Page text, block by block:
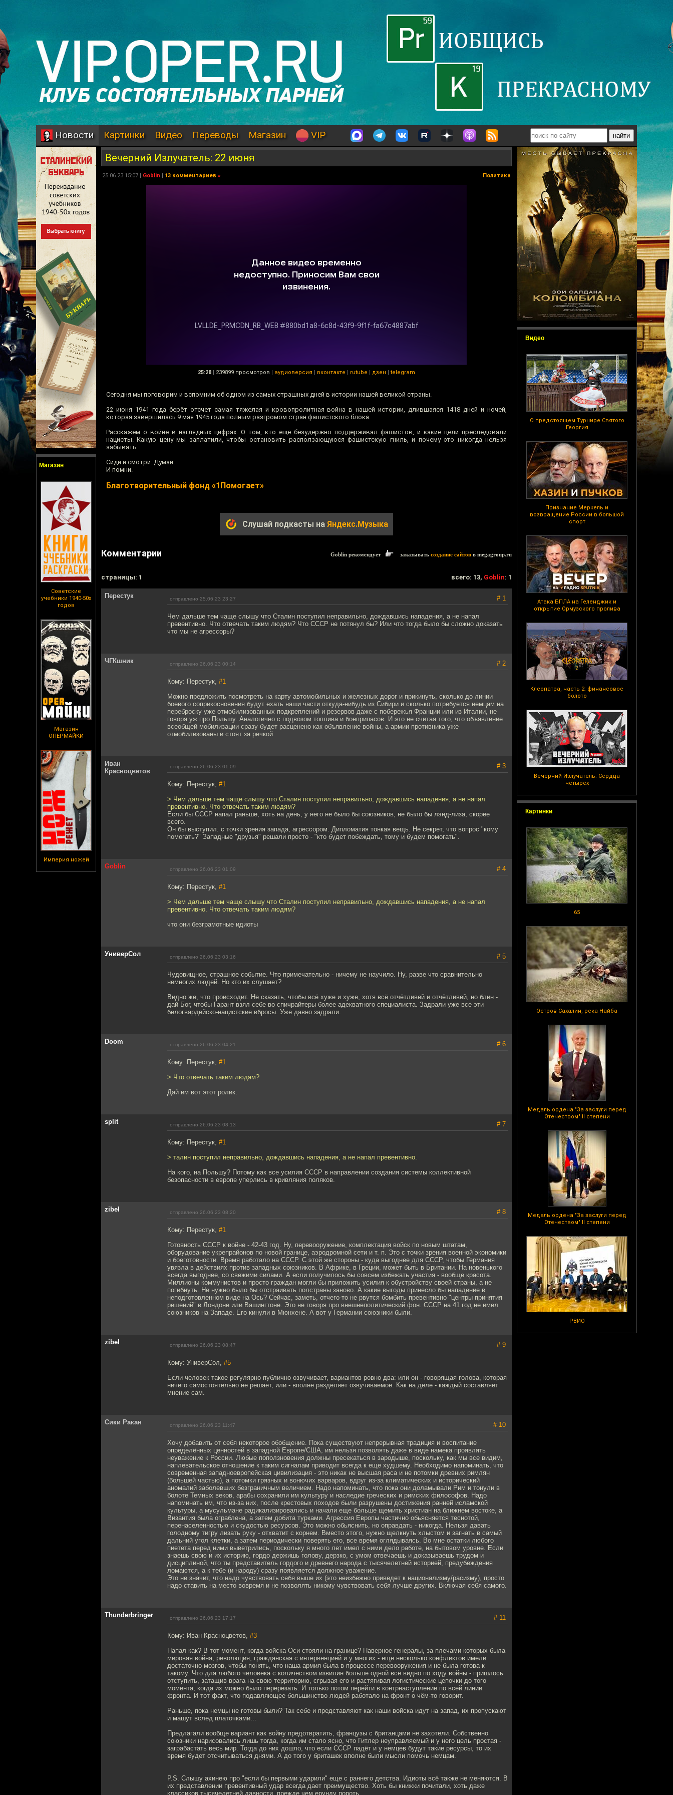
Новости Картинки Видео Переводы Магазин VIP
Магазин
Советские
учебники 1940-50х
годов
Магазин
ОПЕРМАЙКИ
Империя ножей
Видео
О предстоящем Турнире Святого
Георгия
Признание Меркель и
возвращение России в большой
спорт
Атака БПЛА на Геленджик и
открытие Ормузского пролива
Клеопатра, часть 2: финансовое
болото
Вечерний Излучатель: Сердца
четырех
Картинки
65
Остров Сахалин, река Найба
Медаль ордена "За заслуги перед
Отечеством" II степени
Медаль ордена "За заслуги перед
Отечеством" II степени
РВИО
Вечерний Излучатель: 22 июня
25.06.23 15:07 | Goblin | 13 комментариев » Политика
25:28 | 239899 просмотров | аудиоверсия | вконтакте | rutube | дзен | telegram
Сегодня мы поговорим и вспомним об одном из самых страшных дней в истории нашей великой страны.
22 июня 1941 года берёт отсчет самая тяжелая и кровопролитная война в нашей истории, длившаяся 1418 дней и ночей,
которая завершилась 9 мая 1945 года полным разгромом стран фашистского блока.
Расскажем о войне в наглядных цифрах. О том, кто еще безудержно поддерживал фашистов, и какие цели преследовали
нацисты. Какую цену мы заплатили, чтобы остановить расползающуюся фашистскую гниль, и почему это никогда нельзя
забывать.
Сиди и смотри. Думай.
И помни.
Благотворительный фонд «1Помогает»
Слушай подкасты на Яндекс.Музыка
Комментарии Goblin рекомендует заказывать создание сайтов в megagroup.ru
cтраницы: 1 всего: 13, Goblin: 1
Перестук отправлено 25.06.23 23:27 # 1
Чем дальше тем чаще слышу что Сталин поступил неправильно, дождавшись нападения, а не напал
превентивно. Что отвечать таким людям? Что СССР не потянул бы? Или что тогда было бы сложно доказать
что мы не агрессоры?
ЧГКшник отправлено 26.06.23 00:14 # 2
Кому: Перестук, #1
Можно предложить посмотреть на карту автомобильных и железных дорог и прикинуть, сколько до линии
боевого соприкосновения будут ехать наши части откуда-нибудь из Сибири и сколько потребуется немцам на
переброску уже отмобилизованных подкреплений и резервов даже с побережья Франции или из Италии, не
говоря уж про Польшу. Аналогично с подвозом топлива и боеприпасов. И это не считая того, что объявление
всеобщей мобилизации сразу будет расценено как объявление войны, а армии противника уже
отмобилизованы и стоят за речкой.
Иван
Красноцветов
отправлено 26.06.23 01:09 # 3
Кому: Перестук, #1
> Чем дальше тем чаще слышу что Сталин поступил неправильно, дождавшись нападения, а не напал
превентивно. Что отвечать таким людям?
Если бы СССР напал раньше, хоть на день, у него не было бы союзников, не было бы лэнд-лиза, скорее
всего.
Он бы выступил. с точки зрения запада, агрессором. Дипломатия тонкая вещь. Не секрет, что вопрос "кому
помогать?" Западные "друзья" решали просто - "кто будет побеждать, тому и будем помогать".
Goblin отправлено 26.06.23 01:09 # 4
Кому: Перестук, #1
> Чем дальше тем чаще слышу что Сталин поступил неправильно, дождавшись нападения, а не напал
превентивно. Что отвечать таким людям?
что они безграмотные идиоты
УниверСол отправлено 26.06.23 03:16 # 5
Чудовищное, страшное событие. Что примечательно - ничему не научило. Ну, разве что сравнительно
немногих людей. Но кто их слушает?
Видно же, что происходит. Не сказать, чтобы всё хуже и хуже, хотя всё отчётливей и отчётливей, но блин -
дай Бог, чтобы Гарант взял себе во спичрайтеры более адекватного специалиста. Задрали уже все эти
белогвардейско-нацистские вбросы. Уже давно задрали.
Doom отправлено 26.06.23 04:21 # 6
Кому: Перестук, #1
> Что отвечать таким людям?
Дай им вот этот ролик.
split отправлено 26.06.23 08:13 # 7
Кому: Перестук, #1
> талин поступил неправильно, дождавшись нападения, а не напал превентивно.
На кого, на Польшу? Потому как все усилия СССР в направлении создания системы коллективной
безопасности в европе уперлись в кривляния поляков.
zibel отправлено 26.06.23 08:20 # 8
Кому: Перестук, #1
Готовность СССР к войне - 42-43 год. Ну, перевооружение, комплектация войск по новым штатам,
оборудование укрепрайонов по новой границе, аэродромной сети и т. п. Это с точки зрения военной экономики
и боеготовности. Время работало на СССР. С этой же стороны - куда выгоднее для СССР, чтобы Германия
увязла в действиях против западных союзников. В Африке, в Греции, может быть в Британии. На новенького
всегда выгоднее, со свежими силами. А если получилось бы совсем избежать участия - вообще красота.
Миллионы коммунистов и просто граждан могли бы приложить усилия к обустройству своей страны, а не
погибнуть. Не нужно было бы отстраивать полстраны заново. А какие выгоды принесло бы нападение в
неподготовленном виде на Ось? Сейчас, заметь, отчего-то не рвутся бомбить превентивно "центры принятия
решений" в Лондоне или Вашингтоне. Это не говоря про внешнеполитический фон. СССР на 41 год не имел
союзников на Западе. Его кинули в Мюнхене. А вот у Германии союзники были.
zibel отправлено 26.06.23 08:47 # 9
Кому: УниверСол, #5
Если человек такое регулярно публично озвучивает, вариантов ровно два: или он - говорящая голова, которая
ничего самостоятельно не решает, или - вполне разделяет озвучиваемое. Как на деле - каждый составляет
мнение сам.
Сики Ракан отправлено 26.06.23 11:47 # 10
Хочу добавить от себя некоторое обобщение. Пока существуют непрерывная традиция и воспитание
определённых ценностей в западной Европе/США, им нельзя позволять даже в виде намека проявлять
неуважение к России. Любые поползновения должны пресекаться в зародыше, поскольку, как мы все видим,
наплевательское отношение к таким сигналам приводит всегда к еще худшему. Необходимо напоминать, что
современная западноевропейская цивилизация - это никак не высшая раса и не потомки древних римлян
(большей частью), а потомки грязных и вонючих варваров, вдруг из-за климатических и исторический
аномалий заболевших безграничным величием. Надо напоминать, что пока они доламывали Рим и тонули в
болоте Темных веков, арабы сохранили им культуру и наследие греческих и римских философов. Надо
напоминать им, что из-за них, после крестовых походов были разрушены достижения ранней исламской
культуры, а мусульмане радикализировались и начали еще больше щемить христиан на ближнем востоке, а
Византия была ограблена, а затем добита турками. Агрессия Европы частично обьясняется теснотой,
перенаселенностью и скудостью ресурсов. Это можно обьяснить, но оправдать - никогда. Нельзя давать
голодному тигру лизать руку - отхватит с корнем. Вместо этого, нужно щелкнуть хлыстом и загнать в самый
дальний угол клетки, а затем периодически поверять его, все время оглядываясь. Во мне остатки любого
пиетета перед ними выветрились, поскольку я много лет имел с ними дело работе, на бытовом уровне. Если
знаешь свою и их историю, гордо держишь голову, дерзко, с умом отвечаешь и доказываешь трудом и
дисциплиной, что ты представитель гордого и древнего народа с тысячелетней историей, предубеждения
ломаются, а к тебе (и народу) сразу появляется должное уважение.
Это не значит, что надо чувствовать себя выше их (это неизбежно приведет к национализму/расизму), просто
надо ставить на место вовремя и не позволять никому чувствовать себя лучше других. Включая себя самого.
Thunderbringer отправлено 26.06.23 17:17 # 11
Кому: Иван Красноцветов, #3
Напал как? В тот момент, когда войска Оси стояли на границе? Наверное генералы, за плечами которых была
мировая война, революция, гражданская с интервенцией и у многих - еще несколько конфликтов имели
достаточно мозгов, чтобы понять, что наша армия была в процессе перевооружения и не была готова к
такому. Что для любого человека с количеством извилин больше одной всё видно по ходу войны - пришлось
отступить, затащив врага на свою территорию, сгрызая его и растягивая логистические цепочки до того
момента, когда их можно было перерезать. И только потом перейти в контрнаступление по всей линии
фронта. И тот факт, что подавляющее большинство людей работало на фронт о чём-то говорит.
Раньше, пока немцы не готовы были? Так себе и представляют как наши войска идут на запад, их пропускают
и машут вслед платочками...
Предлагали вообще вариант как войну предотвратить, французы с британцами не захотели. Собственно
союзники нарисовались лишь тогда, когда им стало ясно, что Гитлер неуправляемый и у него цель простая -
заграбастать весь мир. Тогда до них дошло, что если СССР падёт и у немцев будут такие ресурсы, то их
время будет отсчитываться днями. А до того у бриташек вполне были мысли помочь немцам.
P.S. Слышу ахинею про "если бы первыми ударили" еще с раннего детства. Идиоты всё также не меняются. В
их представлении превентивный удар всегда дает преимущество. Хоть бы книжки почитали, хоть даже
классиков тысячелетней давности, прежде чем ерунду пороть.